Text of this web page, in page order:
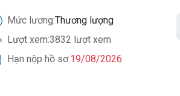
Mức lương:Thương lượng
Lượt xem:3832 lượt xem
Hạn nộp hồ sơ:19/08/2026